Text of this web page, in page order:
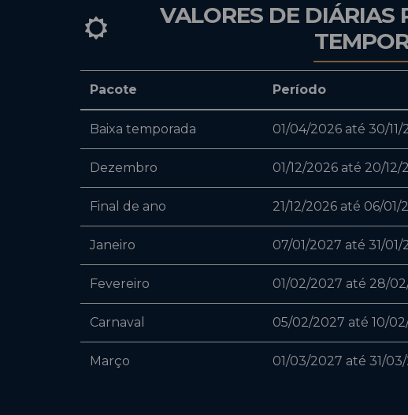
VALORES DE DIÁRIAS
Pacote Período
Baixa temporada 01/04/2026 até 30/11/
Dezembro 01/12/2026 até 20/12/
Final de ano 21/12/2026 até 06/01/
Janeiro 07/01/2027 até 31/01/
Fevereiro 01/02/2027 até 28/
Carnaval 05/02/2027 até 10/
Março 01/03/2027 até 31/